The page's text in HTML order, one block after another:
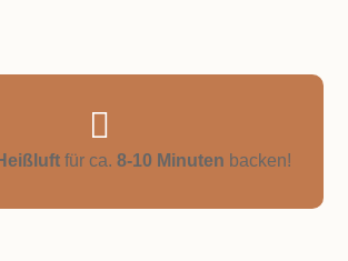

für ca. 8-10 Minuten backen!